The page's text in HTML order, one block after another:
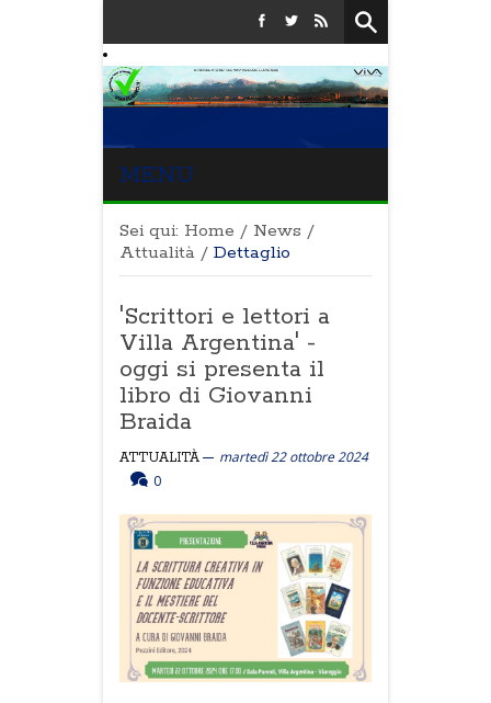
MENU
Sei qui: Home / News /
Attualità / Dettaglio
'Scrittori e lettori a
Villa Argentina' -
oggi si presenta il
libro di Giovanni
Braida
ATTUALITÀ
martedì 22 ottobre 2024
0